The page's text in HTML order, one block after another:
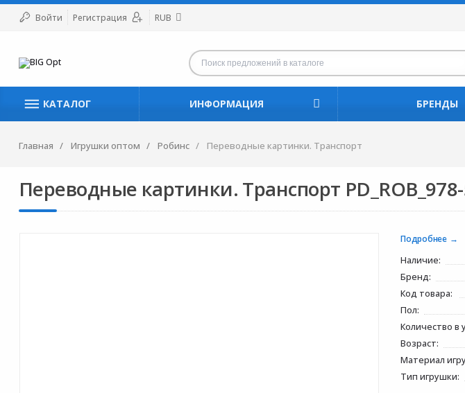
Войти Регистрация RUB
КАТАЛОГ ИНФОРМАЦИЯ БРЕНДЫ
Главная Игрушки оптом Робинс Переводные картинки. Транспорт
Переводные картинки. Транспорт
Подробнее
Наличие:
Бренд:
Код товара:
Пол:
Количество в
Возраст:
Материал
Тип игрушки: